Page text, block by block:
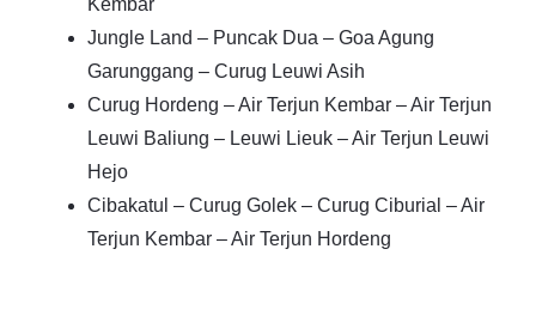
Kembar
Jungle Land – Puncak Dua – Goa Agung
Garunggang – Curug Leuwi Asih
Curug Hordeng – Air Terjun Kembar – Air Terjun
Leuwi Baliung – Leuwi Lieuk – Air Terjun Leuwi
Hejo
Cibakatul – Curug Golek – Curug Ciburial – Air
Terjun Kembar – Air Terjun Hordeng